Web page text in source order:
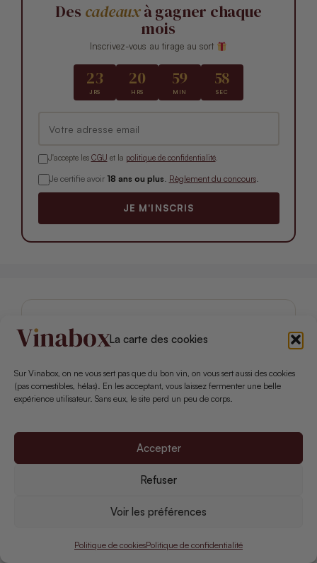
La carte des cookies
Sur Vinabox, on ne vous sert pas que du bon vin, on vous sert aussi des cookies
(pas comestibles, hélas). En les acceptant, vous laissez fermenter une belle
expérience utilisateur. Sans eux, le site perd un peu de corps.
Accepter
Refuser
Voir les préférences
Politique de cookiesPolitique de confidentialité
Des cadeauxà gagner chaque
mois
Inscrivez-vous au tirage au sort
23
JRS
20
HRS
59
MIN
57
SEC
J'accepte les CGU et la politique de confidentialité.
Je certifie avoir 18 ans ou plus. Règlement du concours.
JE M'INSCRIS
NOS BOX COUP DE CŒUR
Petits Curieux
LE BAROUDEUR DU VIN
CHAI D’ŒUVRE